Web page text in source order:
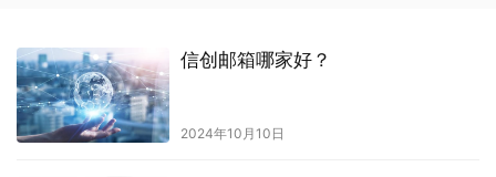
信创邮箱哪家好？
2024年10月10日